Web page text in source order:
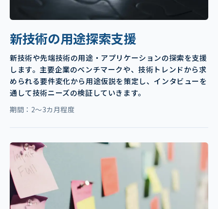
新技術の用途探索支援
新技術や先端技術の用途・アプリケーションの探索を支援
します。主要企業のベンチマークや、技術トレンドから求
められる要件変化から用途仮説を策定し、インタビューを
通して技術ニーズの検証していきます。
期間：2～3カ月程度